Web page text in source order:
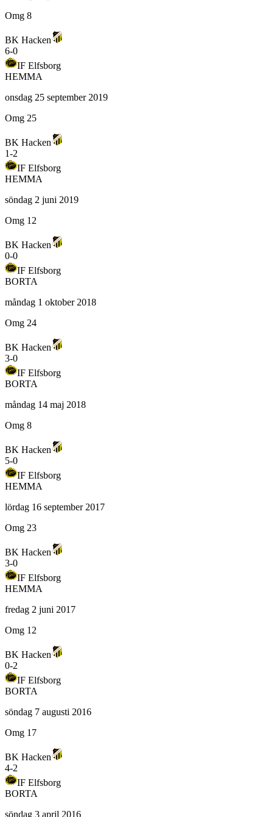
Omg 8
BK Hacken
6-0
IF Elfsborg
HEMMA
onsdag 25 september 2019
Omg 25
BK Hacken
1-2
IF Elfsborg
HEMMA
söndag 2 juni 2019
Omg 12
BK Hacken
0-0
IF Elfsborg
BORTA
måndag 1 oktober 2018
Omg 24
BK Hacken
3-0
IF Elfsborg
BORTA
måndag 14 maj 2018
Omg 8
BK Hacken
5-0
IF Elfsborg
HEMMA
lördag 16 september 2017
Omg 23
BK Hacken
3-0
IF Elfsborg
HEMMA
fredag 2 juni 2017
Omg 12
BK Hacken
0-2
IF Elfsborg
BORTA
söndag 7 augusti 2016
Omg 17
BK Hacken
4-2
IF Elfsborg
BORTA
söndag 3 april 2016